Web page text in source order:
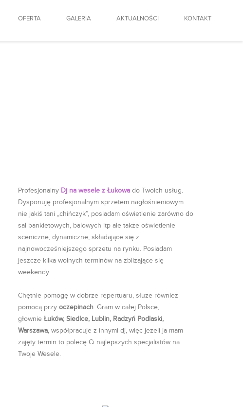
OFERTA GALERIA AKTUALNOŚCI KONTAKT
Profesjonalny Dj na wesele z Łukowa do Twoich usług.
Dysponuję profesjonalnym sprzetem nagłośnieniowym
nie jakiś tani „chińczyk”, posiadam oświetlenie zarówno do
sal bankietowych, balowych itp ale także oświetlenie
sceniczne, dynamiczne, składające się z
najnowocześniejszego sprzetu na rynku. Posiadam
jeszcze kilka wolnych terminów na zbliżające się
weekendy.
Chętnie pomogę w dobrze repertuaru, służe również
pomocą przy oczepinach. Gram w całej Polsce,
głownie Łuków, Siedlce, Lublin, Radzyń Podlaski,
Warszawa, współpracuje z innymi dj, więc jeżeli ja mam
zajęty termin to polecę Ci najlepszych specjalistów na
Twoje Wesele.